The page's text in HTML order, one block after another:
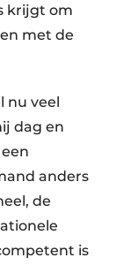
krijgt om
met de
nu veel
dag en
anders
de
is